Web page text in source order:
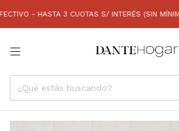
- HASTA 3 CUOTAS S/ INTERÉS (SIN